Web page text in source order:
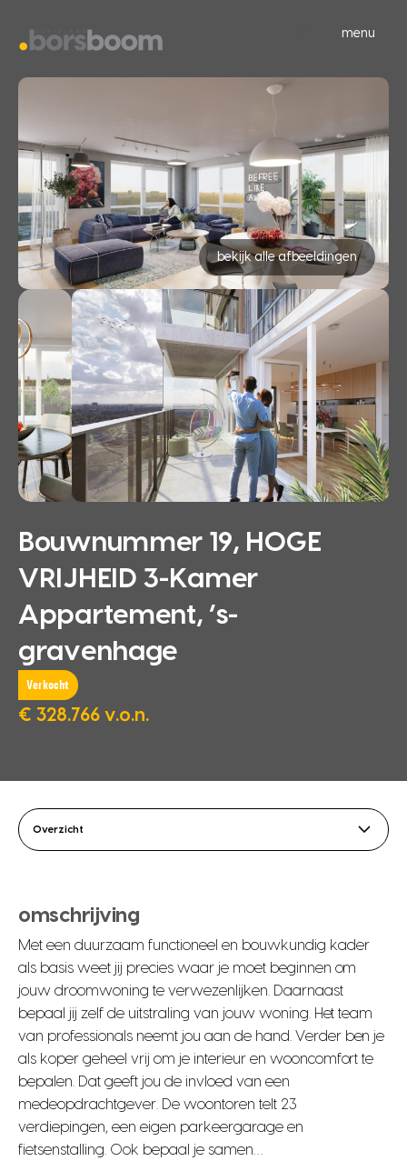
menu
bekijk alle afbeeldingen
Bouwnummer 19, HOGE
VRIJHEID 3-Kamer
Appartement, ‘s-
gravenhage
Verkocht
€ 328.766 v.o.n.
Overzicht
omschrijving
Met een duurzaam functioneel en bouwkundig kader
als basis weet jij precies waar je moet beginnen om
jouw droomwoning te verwezenlijken. Daarnaast
bepaal jij zelf de uitstraling van jouw woning. Het team
van professionals neemt jou aan de hand. Verder ben je
als koper geheel vrij om je interieur en wooncomfort te
bepalen. Dat geeft jou de invloed van een
medeopdrachtgever. De woontoren telt 23
verdiepingen, een eigen parkeergarage en
fietsenstalling. Ook bepaal je samen…